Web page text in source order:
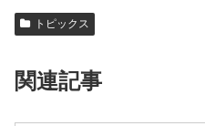
トピックス
関連記事